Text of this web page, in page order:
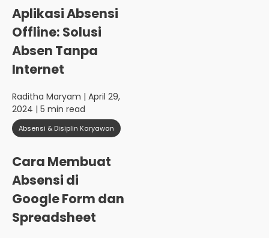
Aplikasi Absensi
Offline: Solusi
Absen Tanpa
Internet
Raditha Maryam | April 29,
2024 | 5 min read
Absensi & Disiplin Karyawan
Cara Membuat
Absensi di
Google Form dan
Spreadsheet